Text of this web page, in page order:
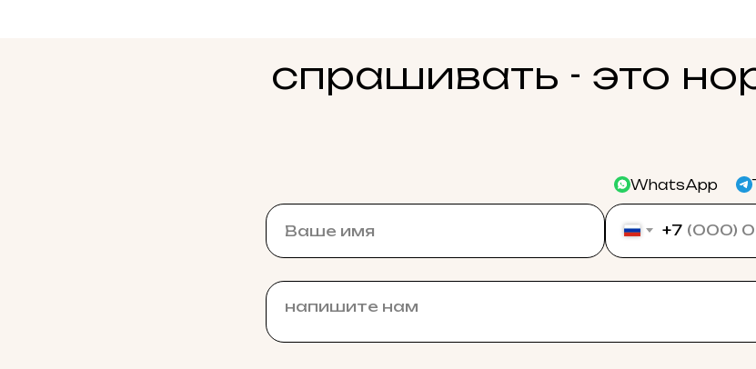
спрашивать - это
WhatsApp
+7